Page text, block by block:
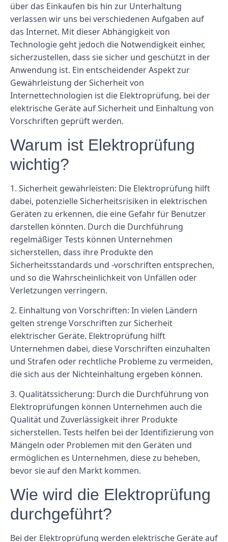
über das Einkaufen bis hin zur Unterhaltung
verlassen wir uns bei verschiedenen Aufgaben auf
das Internet. Mit dieser Abhängigkeit von
Technologie geht jedoch die Notwendigkeit einher,
sicherzustellen, dass sie sicher und geschützt in der
Anwendung ist. Ein entscheidender Aspekt zur
Gewährleistung der Sicherheit von
Internettechnologien ist die Elektroprüfung, bei der
elektrische Geräte auf Sicherheit und Einhaltung von
Vorschriften geprüft werden.
Warum ist Elektroprüfung
wichtig?
1. Sicherheit gewährleisten: Die Elektroprüfung hilft
dabei, potenzielle Sicherheitsrisiken in elektrischen
Geräten zu erkennen, die eine Gefahr für Benutzer
darstellen könnten. Durch die Durchführung
regelmäßiger Tests können Unternehmen
sicherstellen, dass ihre Produkte den
Sicherheitsstandards und -vorschriften entsprechen,
und so die Wahrscheinlichkeit von Unfällen oder
Verletzungen verringern.
2. Einhaltung von Vorschriften: In vielen Ländern
gelten strenge Vorschriften zur Sicherheit
elektrischer Geräte. Elektroprüfung hilft
Unternehmen dabei, diese Vorschriften einzuhalten
und Strafen oder rechtliche Probleme zu vermeiden,
die sich aus der Nichteinhaltung ergeben können.
3. Qualitätssicherung: Durch die Durchführung von
Elektroprüfungen können Unternehmen auch die
Qualität und Zuverlässigkeit ihrer Produkte
sicherstellen. Tests helfen bei der Identifizierung von
Mängeln oder Problemen mit den Geräten und
ermöglichen es Unternehmen, diese zu beheben,
bevor sie auf den Markt kommen.
Wie wird die Elektroprüfung
durchgeführt?
Bei der Elektroprüfung werden elektrische Geräte auf